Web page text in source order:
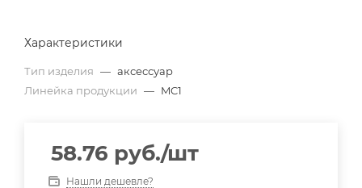
Характеристики
Тип изделия — аксессуар
Линейка продукции — MC1
58.76 руб./шт
Нашли дешевле?